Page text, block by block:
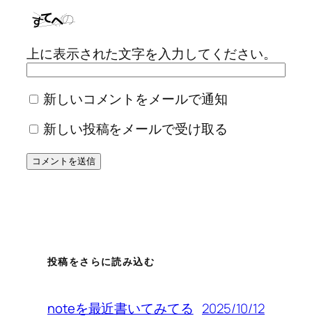
上に表示された文字を入力してください。
新しいコメントをメールで通知
新しい投稿をメールで受け取る
投稿をさらに読み込む
noteを最近書いてみてる 2025/10/12